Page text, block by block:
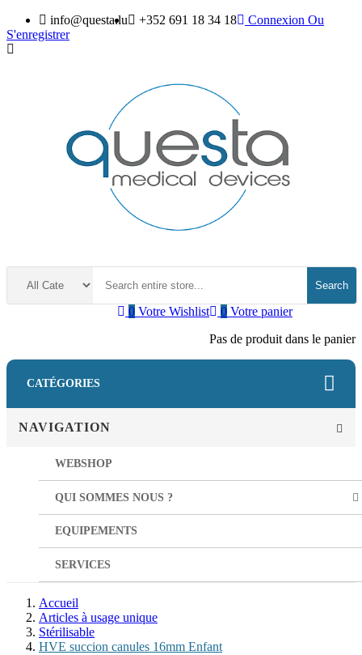
info@questa.lu +352 691 18 34 18 Connexion Ou
S'enregistrer
Search
0 Votre panier
Pas de produit dans le panier
0 Votre Wishlist
CATÉGORIES
NAVIGATION
WEBSHOP
QUI SOMMES NOUS ?
EQUIPEMENTS
SERVICES
Accueil
Articles à usage unique
Stérilisable
HVE succion canules 16mm Enfant